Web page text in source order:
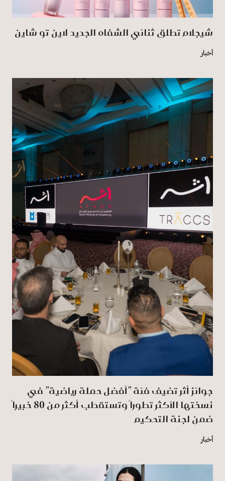
شيجلام تطلق ثنائي الشفاه الجديد لاين تو شاين
أخبار
جوائز أثر تضيف فئة "أفضل حملة رياضية" في
نسختها الأكثر تطوراً وتستقطب أكثر من 80 خبيراً
ضمن لجنة التحكيم
أخبار